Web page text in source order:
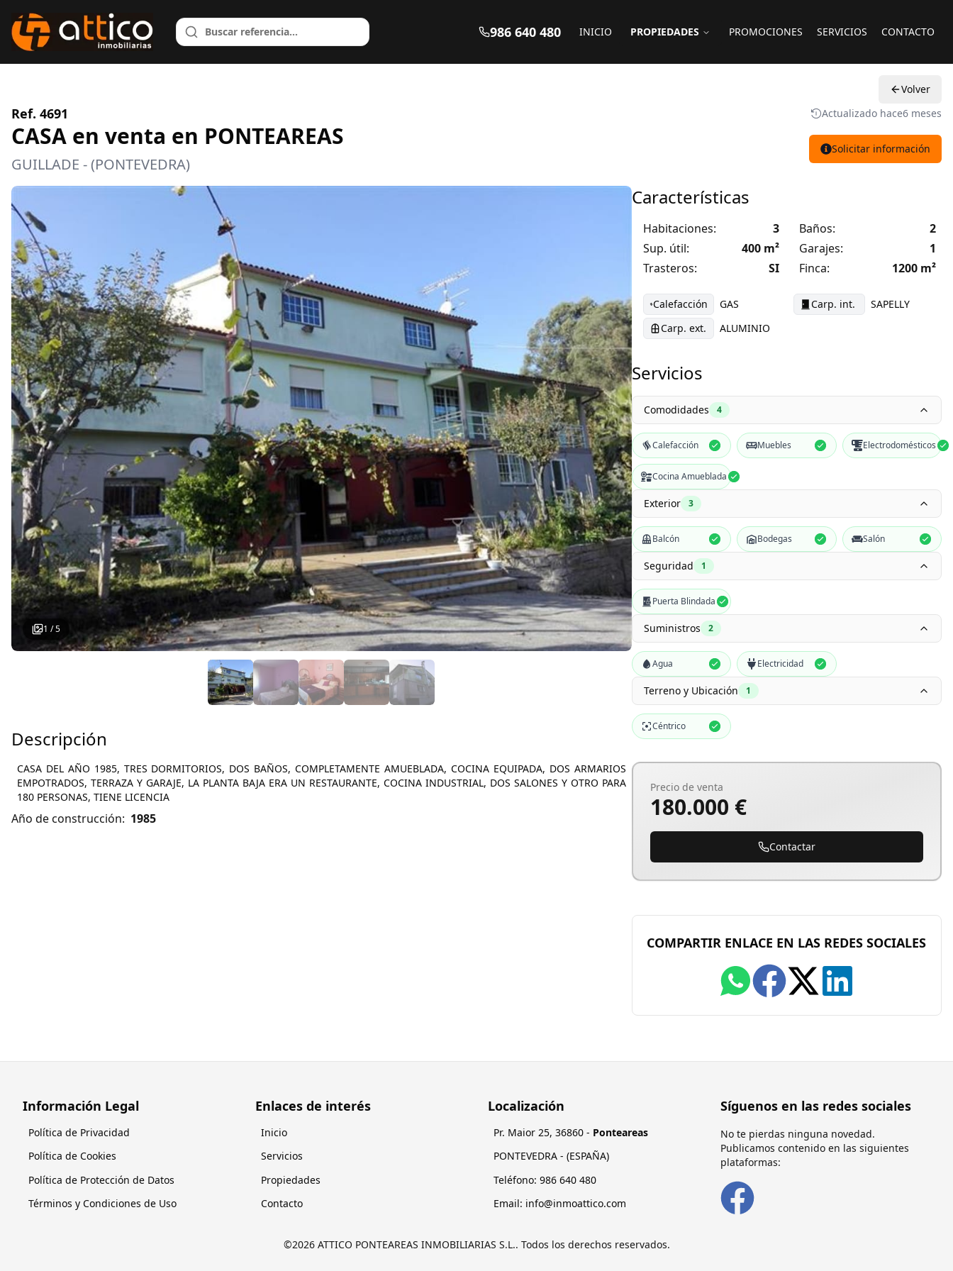
986 640 480 INICIO PROPIEDADES PROMOCIONES SERVICIOS CONTACTO
Volver
Ref. 4691 Actualizado hace6 meses
CASA en venta en PONTEAREAS
GUILLADE - (PONTEVEDRA)
Solicitar información
1 /5
Descripción
CASA DEL AÑO 1985, TRES DORMITORIOS, DOS BAÑOS, COMPLETAMENTE AMUEBLADA, COCINA EQUIPADA, DOS ARMARIOS
EMPOTRADOS, TERRAZA Y GARAJE, LA PLANTA BAJA ERA UN RESTAURANTE, COCINA INDUSTRIAL, DOS SALONES Y OTRO PARA
180 PERSONAS, TIENE LICENCIA
Año de construcción: 1985
Características
Habitaciones: 3 Baños:
2
Sup. útil:
400 m² Garajes:
1
Trasteros:
SI Finca: 1200m²
Calefacción GAS Carp. int.
SAPELLY
Carp. ext.
ALUMINIO
Servicios
Comodidades 4
Calefacción Muebles Electrodomésticos
Cocina Amueblada
Exterior 3
Balcón Bodegas Salón
Seguridad 1
Puerta Blindada
Suministros 2
Agua Electricidad
Terreno y Ubicación 1
Céntrico
Precio de venta
180.000 €
Contactar
COMPARTIR ENLACE EN LAS REDES SOCIALES
Información Legal
Política de Privacidad
Política de Cookies
Política de Protección de Datos
Términos y Condiciones de Uso
Enlaces de interés
Inicio
Servicios
Propiedades
Contacto
Localización
Pr. Maior 25, 36860 - Ponteareas
PONTEVEDRA - (ESPAÑA)
Teléfono: 084 046 689
Email: moc.ocittaomni@ofni
Síguenos en las redes sociales
No te pierdas ninguna novedad.
Publicamos contenido en las siguientes
plataformas:
©2026 ATTICO PONTEAREAS INMOBILIARIAS S.L.. Todos los derechos reservados.